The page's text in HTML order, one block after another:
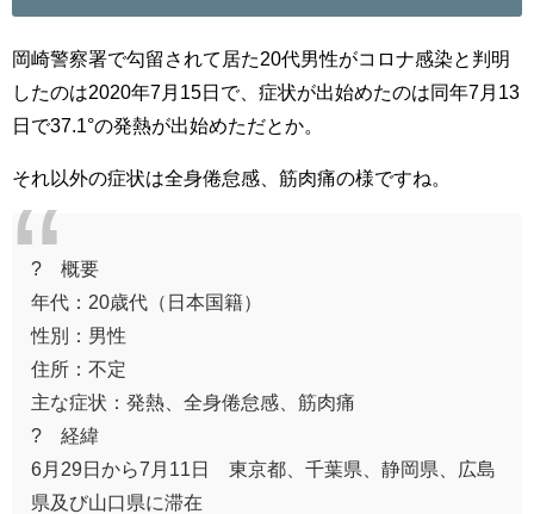
岡崎警察署で勾留されて居た20代男性がコロナ感染と判明
したのは2020年7月15日で、症状が出始めたのは同年7月13
日で37.1°の発熱が出始めただとか。
それ以外の症状は全身倦怠感、筋肉痛の様ですね。
? 概要
年代：20歳代（日本国籍）
性別：男性
住所：不定
主な症状：発熱、全身倦怠感、筋肉痛
? 経緯
6月29日から7月11日 東京都、千葉県、静岡県、広島
県及び山口県に滞在